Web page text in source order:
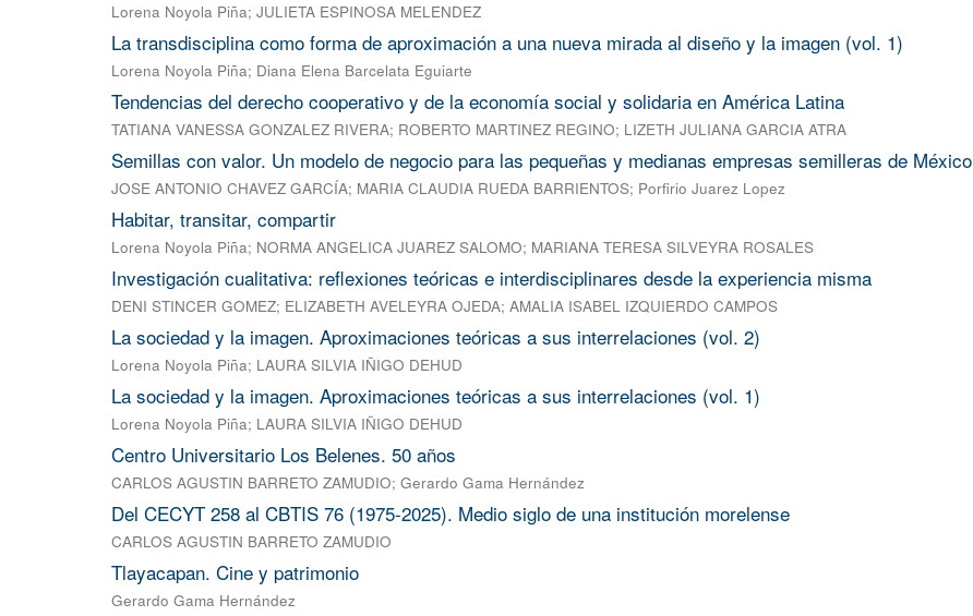
Lorena Noyola Piña; JULIETA ESPINOSA MELENDEZ
La transdisciplina como forma de aproximación a una nueva mirada al diseño y la imagen (vol. 1)
Lorena Noyola Piña; Diana Elena Barcelata Eguiarte
Tendencias del derecho cooperativo y de la economía social y solidaria en América Latina
TATIANA VANESSA GONZALEZ RIVERA; ROBERTO MARTINEZ REGINO; LIZETH JULIANA GARCIA ATRA
Semillas con valor. Un modelo de negocio para las pequeñas y medianas empresas semilleras de México
JOSE ANTONIO CHAVEZ GARCÍA; MARIA CLAUDIA RUEDA BARRIENTOS; Porfirio Juarez Lopez
Habitar, transitar, compartir
Lorena Noyola Piña; NORMA ANGELICA JUAREZ SALOMO; MARIANA TERESA SILVEYRA ROSALES
Investigación cualitativa: reflexiones teóricas e interdisciplinares desde la experiencia misma
DENI STINCER GOMEZ; ELIZABETH AVELEYRA OJEDA; AMALIA ISABEL IZQUIERDO CAMPOS
La sociedad y la imagen. Aproximaciones teóricas a sus interrelaciones (vol. 2)
Lorena Noyola Piña; LAURA SILVIA IÑIGO DEHUD
La sociedad y la imagen. Aproximaciones teóricas a sus interrelaciones (vol. 1)
Lorena Noyola Piña; LAURA SILVIA IÑIGO DEHUD
Centro Universitario Los Belenes. 50 años
CARLOS AGUSTIN BARRETO ZAMUDIO; Gerardo Gama Hernández
Del CECYT 258 al CBTIS 76 (1975-2025). Medio siglo de una institución morelense
CARLOS AGUSTIN BARRETO ZAMUDIO
Tlayacapan. Cine y patrimonio
Gerardo Gama Hernández